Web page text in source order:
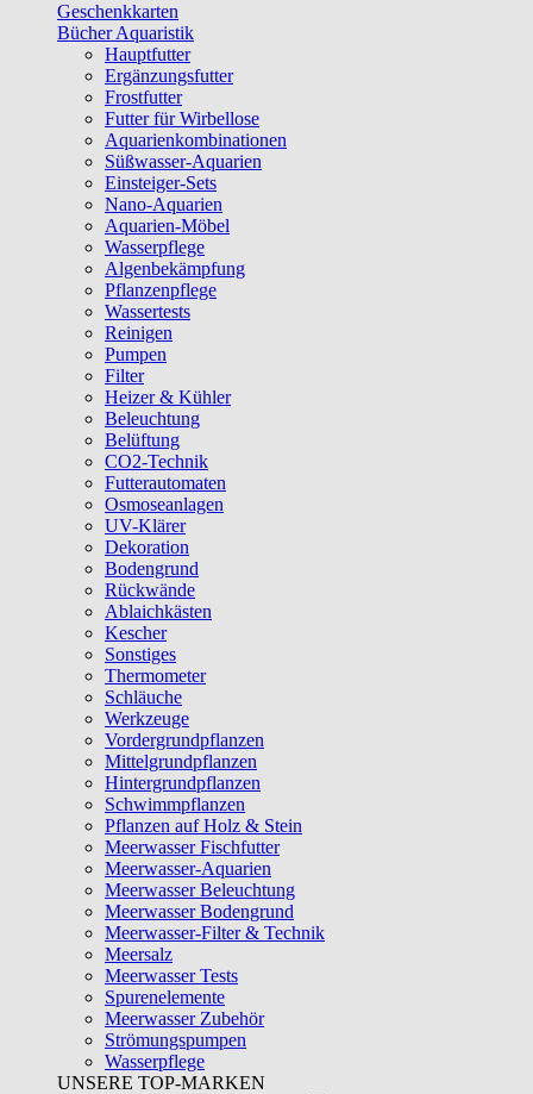
Geschenkkarten
Bücher Aquaristik
Hauptfutter
Ergänzungsfutter
Frostfutter
Futter für Wirbellose
Aquarienkombinationen
Süßwasser-Aquarien
Einsteiger-Sets
Nano-Aquarien
Aquarien-Möbel
Wasserpflege
Algenbekämpfung
Pflanzenpflege
Wassertests
Reinigen
Pumpen
Filter
Heizer & Kühler
Beleuchtung
Belüftung
CO2-Technik
Futterautomaten
Osmoseanlagen
UV-Klärer
Dekoration
Bodengrund
Rückwände
Ablaichkästen
Kescher
Sonstiges
Thermometer
Schläuche
Werkzeuge
Vordergrundpflanzen
Mittelgrundpflanzen
Hintergrundpflanzen
Schwimmpflanzen
Pflanzen auf Holz & Stein
Meerwasser Fischfutter
Meerwasser-Aquarien
Meerwasser Beleuchtung
Meerwasser Bodengrund
Meerwasser-Filter & Technik
Meersalz
Meerwasser Tests
Spurenelemente
Meerwasser Zubehör
Strömungspumpen
Wasserpflege
UNSERE TOP-MARKEN